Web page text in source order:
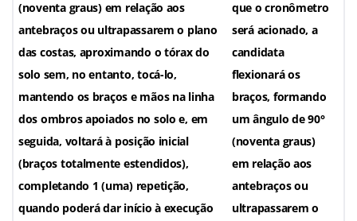
(noventa graus) em relação aos
antebraços ou ultrapassarem o plano
das costas, aproximando o tórax do
solo sem, no entanto, tocá-lo,
mantendo os braços e mãos na linha
dos ombros apoiados no solo e, em
seguida, voltará à posição inicial
(braços totalmente estendidos),
completando 1 (uma) repetição,
quando poderá dar início à execução
que o cronômetro
será acionado, a
candidata
flexionará os
braços, formando
um ângulo de 90°
(noventa graus)
em relação aos
antebraços ou
ultrapassarem o